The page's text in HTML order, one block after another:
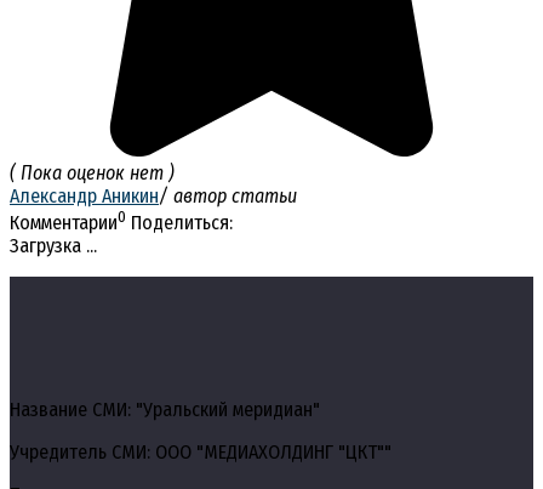
( Пока оценок нет )
Александр Аникин/ автор статьи
Комментарии0 Поделиться:
Загрузка ...
Название СМИ: "Уральский меридиан"
Учредитель СМИ: ООО "МЕДИАХОЛДИНГ "ЦКТ""